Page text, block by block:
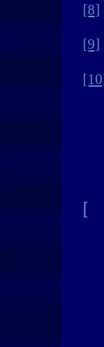
[8]
[9]
[